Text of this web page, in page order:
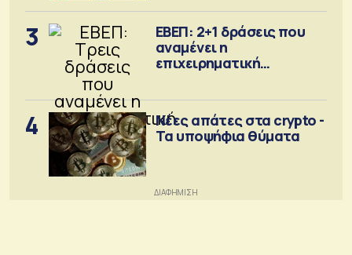
3
ΕΒΕΠ: 2+1 δράσεις που
αναμένει η
επιχειρηματική
4
Νέες απάτες στα crypto -
Τα υποψήφια θύματα